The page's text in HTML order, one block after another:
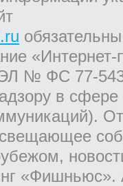
№ ФС 77-
в
«Фишньюс».